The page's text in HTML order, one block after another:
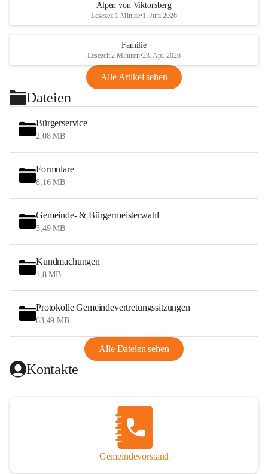
Alpen von Viktorsberg
Lesezeit 1 Minute•1. Juni 2026
Familie
Lesezeit 2 Minuten•23. Apr. 2026
Alle Artikel sehen
Dateien
Bürgerservice
2,08 MB
Formulare
8,16 MB
Gemeinde- & Bürgermeisterwahl
3,49 MB
Kundmachungen
1,8 MB
Protokolle Gemeindevertretungssitzungen
63,49 MB
Alle Dateien sehen
Kontakte
Gemeindevorstand